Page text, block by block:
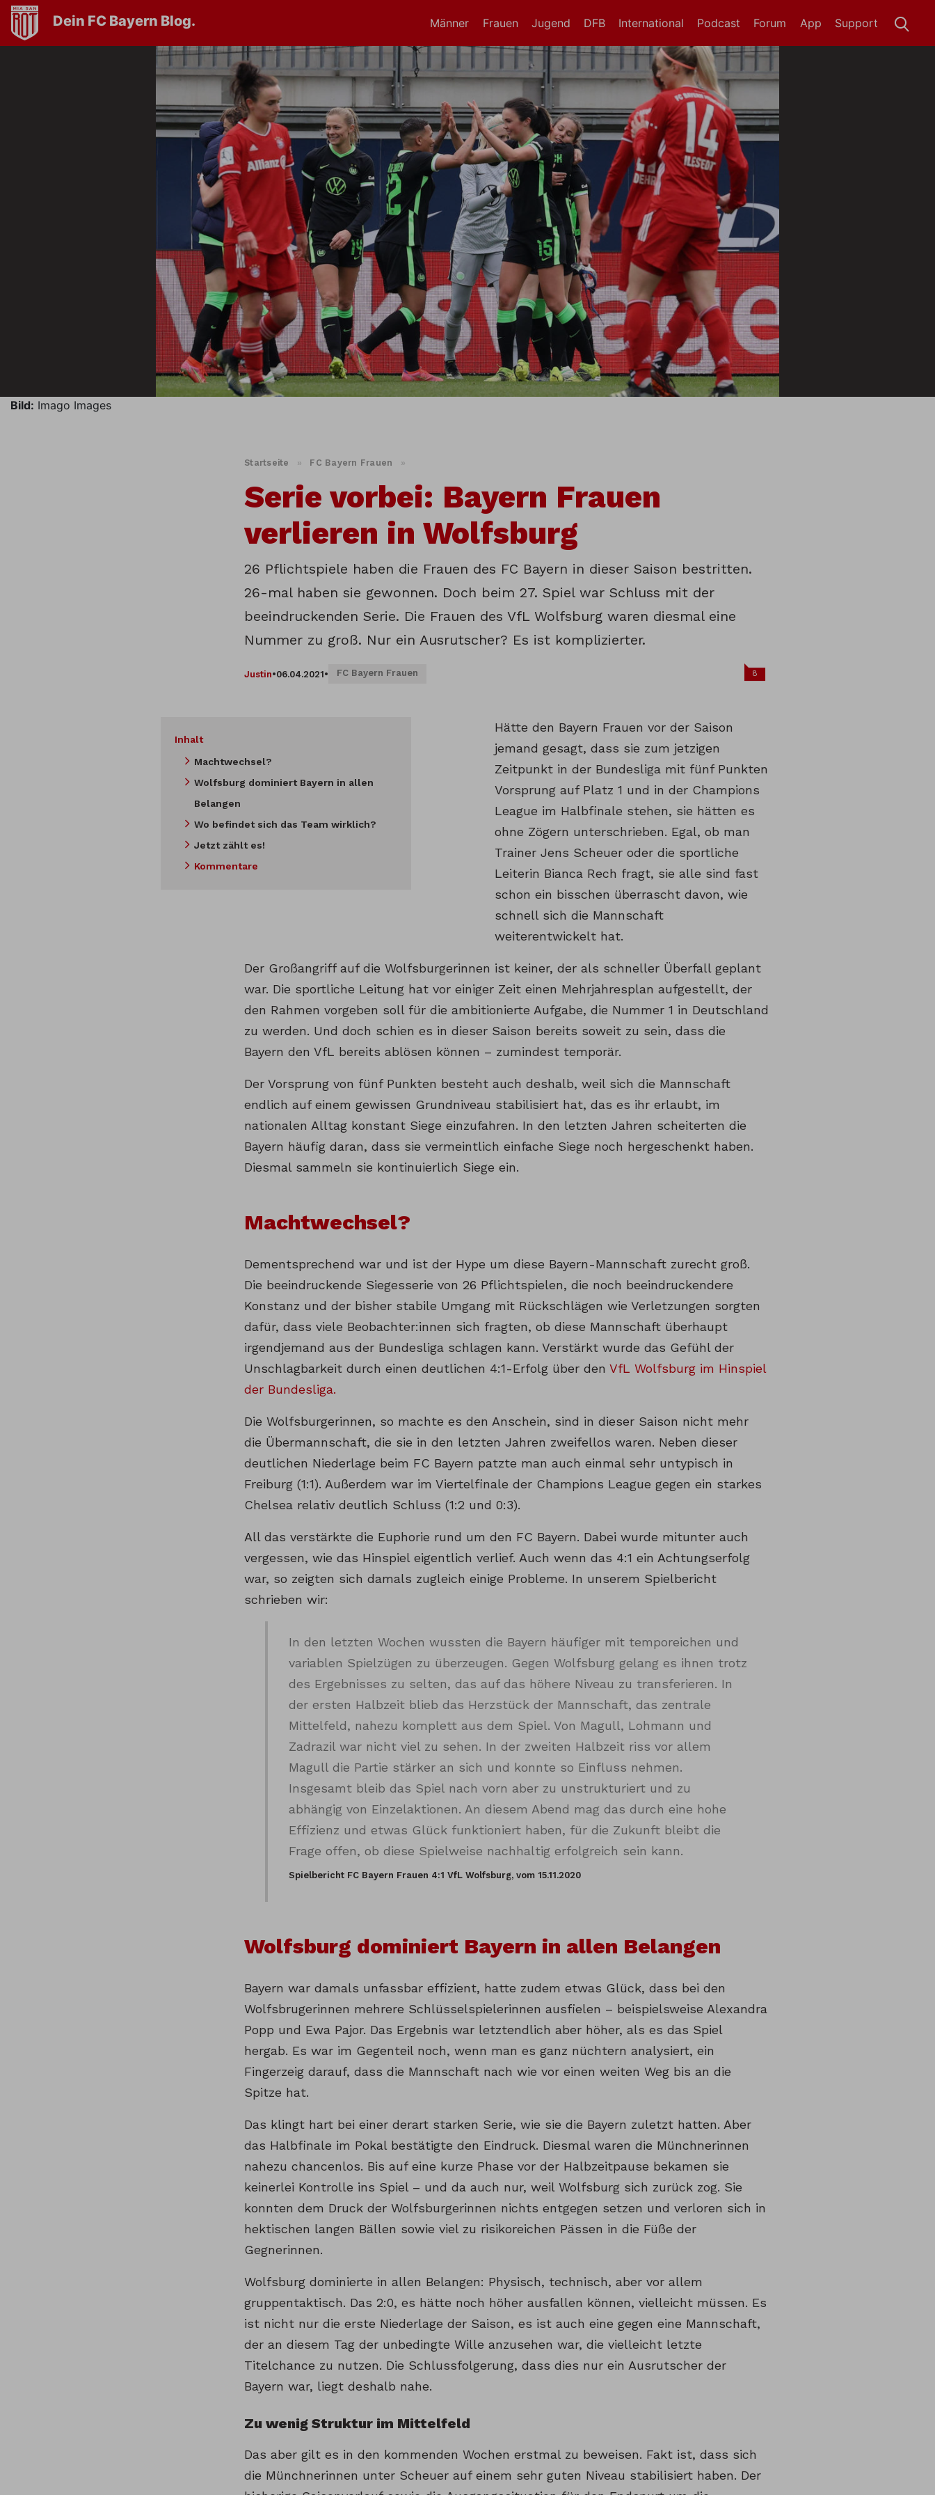
Dein FC Bayern Blog. Männer Frauen Jugend DFB International Support
App
Forum
Podcast
Bild: Imago Images
Startseite » FC Bayern Frauen »
Serie vorbei: Bayern Frauen
verlieren in Wolfsburg
26 Pflichtspiele haben die Frauen des FC Bayern in dieser Saison bestritten.
26-mal haben sie gewonnen. Doch beim 27. Spiel war Schluss mit der
beeindruckenden Serie. Die Frauen des VfL Wolfsburg waren diesmal eine
Nummer zu groß. Nur ein Ausrutscher? Es ist komplizierter.
Justin•06.04.2021• FC Bayern Frauen 8
Inhalt
Machtwechsel?
Wolfsburg dominiert Bayern in allen
Belangen
Wo befindet sich das Team wirklich?
Jetzt zählt es!
Kommentare
Hätte den Bayern Frauen vor der Saison
jemand gesagt, dass sie zum jetzigen
Zeitpunkt in der Bundesliga mit fünf Punkten
Vorsprung auf Platz 1 und in der Champions
League im Halbfinale stehen, sie hätten es
ohne Zögern unterschrieben. Egal, ob man
Trainer Jens Scheuer oder die sportliche
Leiterin Bianca Rech fragt, sie alle sind fast
schon ein bisschen überrascht davon, wie
schnell sich die Mannschaft
weiterentwickelt hat.
Der Großangriff auf die Wolfsburgerinnen ist keiner, der als schneller Überfall geplant
war. Die sportliche Leitung hat vor einiger Zeit einen Mehrjahresplan aufgestellt, der
den Rahmen vorgeben soll für die ambitionierte Aufgabe, die Nummer 1 in Deutschland
zu werden. Und doch schien es in dieser Saison bereits soweit zu sein, dass die
Bayern den VfL bereits ablösen können – zumindest temporär.
Der Vorsprung von fünf Punkten besteht auch deshalb, weil sich die Mannschaft
endlich auf einem gewissen Grundniveau stabilisiert hat, das es ihr erlaubt, im
nationalen Alltag konstant Siege einzufahren. In den letzten Jahren scheiterten die
Bayern häufig daran, dass sie vermeintlich einfache Siege noch hergeschenkt haben.
Diesmal sammeln sie kontinuierlich Siege ein.
Machtwechsel?
Dementsprechend war und ist der Hype um diese Bayern-Mannschaft zurecht groß.
Die beeindruckende Siegesserie von 26 Pflichtspielen, die noch beeindruckendere
Konstanz und der bisher stabile Umgang mit Rückschlägen wie Verletzungen sorgten
dafür, dass viele Beobachter:innen sich fragten, ob diese Mannschaft überhaupt
irgendjemand aus der Bundesliga schlagen kann. Verstärkt wurde das Gefühl der
Unschlagbarkeit durch einen deutlichen 4:1-Erfolg über den VfL Wolfsburg im Hinspiel
der Bundesliga.
Die Wolfsburgerinnen, so machte es den Anschein, sind in dieser Saison nicht mehr
die Übermannschaft, die sie in den letzten Jahren zweifellos waren. Neben dieser
deutlichen Niederlage beim FC Bayern patzte man auch einmal sehr untypisch in
Freiburg (1:1). Außerdem war im Viertelfinale der Champions League gegen ein starkes
Chelsea relativ deutlich Schluss (1:2 und 0:3).
All das verstärkte die Euphorie rund um den FC Bayern. Dabei wurde mitunter auch
vergessen, wie das Hinspiel eigentlich verlief. Auch wenn das 4:1 ein Achtungserfolg
war, so zeigten sich damals zugleich einige Probleme. In unserem Spielbericht
schrieben wir:
In den letzten Wochen wussten die Bayern häufiger mit temporeichen und
variablen Spielzügen zu überzeugen. Gegen Wolfsburg gelang es ihnen trotz
des Ergebnisses zu selten, das auf das höhere Niveau zu transferieren. In
der ersten Halbzeit blieb das Herzstück der Mannschaft, das zentrale
Mittelfeld, nahezu komplett aus dem Spiel. Von Magull, Lohmann und
Zadrazil war nicht viel zu sehen. In der zweiten Halbzeit riss vor allem
Magull die Partie stärker an sich und konnte so Einfluss nehmen.
Insgesamt bleib das Spiel nach vorn aber zu unstrukturiert und zu
abhängig von Einzelaktionen. An diesem Abend mag das durch eine hohe
Effizienz und etwas Glück funktioniert haben, für die Zukunft bleibt die
Frage offen, ob diese Spielweise nachhaltig erfolgreich sein kann.
Spielbericht FC Bayern Frauen 4:1 VfL Wolfsburg, vom 15.11.2020
Wolfsburg dominiert Bayern in allen Belangen
Bayern war damals unfassbar effizient, hatte zudem etwas Glück, dass bei den
Wolfsbrugerinnen mehrere Schlüsselspielerinnen ausfielen – beispielsweise Alexandra
Popp und Ewa Pajor. Das Ergebnis war letztendlich aber höher, als es das Spiel
hergab. Es war im Gegenteil noch, wenn man es ganz nüchtern analysiert, ein
Fingerzeig darauf, dass die Mannschaft nach wie vor einen weiten Weg bis an die
Spitze hat.
Das klingt hart bei einer derart starken Serie, wie sie die Bayern zuletzt hatten. Aber
das Halbfinale im Pokal bestätigte den Eindruck. Diesmal waren die Münchnerinnen
nahezu chancenlos. Bis auf eine kurze Phase vor der Halbzeitpause bekamen sie
keinerlei Kontrolle ins Spiel – und da auch nur, weil Wolfsburg sich zurück zog. Sie
konnten dem Druck der Wolfsburgerinnen nichts entgegen setzen und verloren sich in
hektischen langen Bällen sowie viel zu risikoreichen Pässen in die Füße der
Gegnerinnen.
Wolfsburg dominierte in allen Belangen: Physisch, technisch, aber vor allem
gruppentaktisch. Das 2:0, es hätte noch höher ausfallen können, vielleicht müssen. Es
ist nicht nur die erste Niederlage der Saison, es ist auch eine gegen eine Mannschaft,
der an diesem Tag der unbedingte Wille anzusehen war, die vielleicht letzte
Titelchance zu nutzen. Die Schlussfolgerung, dass dies nur ein Ausrutscher der
Bayern war, liegt deshalb nahe.
Zu wenig Struktur im Mittelfeld
Das aber gilt es in den kommenden Wochen erstmal zu beweisen. Fakt ist, dass sich
die Münchnerinnen unter Scheuer auf einem sehr guten Niveau stabilisiert haben. Der